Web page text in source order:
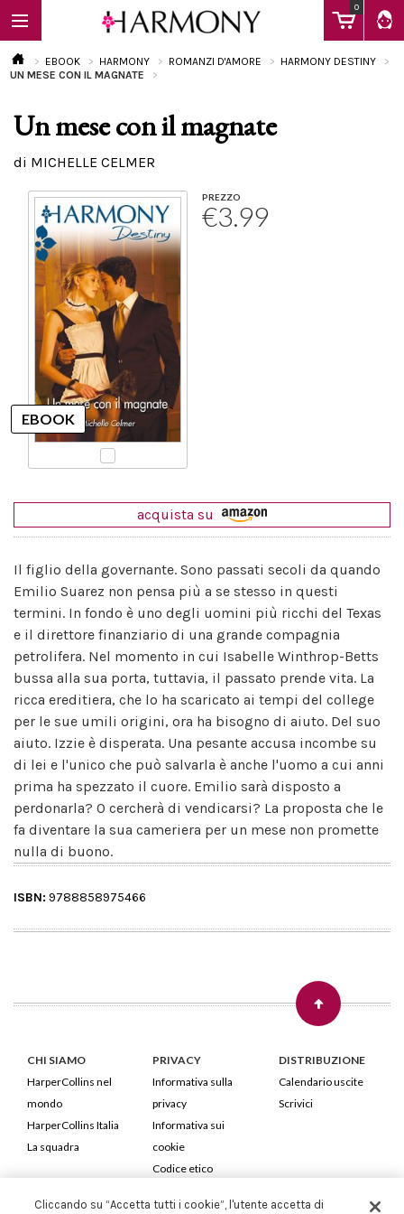
0
EBOOK
Calendario
EBOOK HARMONY ROMANZI D'AMORE
HARMONY DESTINY
UN MESE CON IL MAGNATE
Un mese con il magnate
di MICHELLE CELMER
PREZZO
€3.99
acquista su
Il figlio della governante. Sono passati secoli da quando
Emilio Suarez non pensa più a se stesso in questi
termini. In fondo è uno degli uomini più ricchi del Texas
e il direttore finanziario di una grande compagnia
petrolifera. Nel momento in cui Isabelle Winthrop-Betts
bussa alla sua porta, tuttavia, il passato prende vita. La
ricca ereditiera, che lo ha scaricato ai tempi del college
per le sue umili origini, ora ha bisogno di aiuto. Del suo
aiuto. Izzie è disperata. Una pesante accusa incombe su
di lei e l'unico che può salvarla è anche l'uomo a cui anni
prima ha spezzato il cuore. Emilio sarà disposto a
perdonarla? O cercherà di vendicarsi? La proposta che le
fa diventare la sua cameriera per un mese non promette
nulla di buono.
ISBN: 9788858975466
CHI SIAMO
HarperCollins nel
mondo
HarperCollins Italia
La squadra
PRIVACY
Informativa sulla
privacy
Informativa sui
cookie
Codice etico
DISTRIBUZIONE
Calendario uscite
Scrivici
Cliccando su “Accetta tutti i cookie”, l'utente accetta di